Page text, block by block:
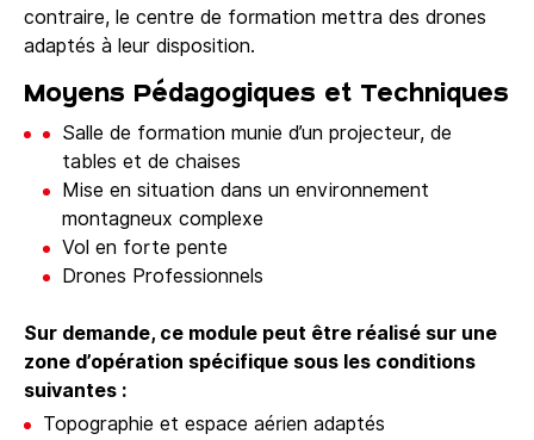
contraire, le centre de formation mettra des drones
adaptés à leur disposition.
Moyens Pédagogiques et Techniques
Salle de formation munie d’un projecteur, de
tables et de chaises
Mise en situation dans un environnement
montagneux complexe
Vol en forte pente
Drones Professionnels
Sur demande, ce module peut être réalisé sur une
zone d’opération spécifique sous les conditions
suivantes :
Topographie et espace aérien adaptés